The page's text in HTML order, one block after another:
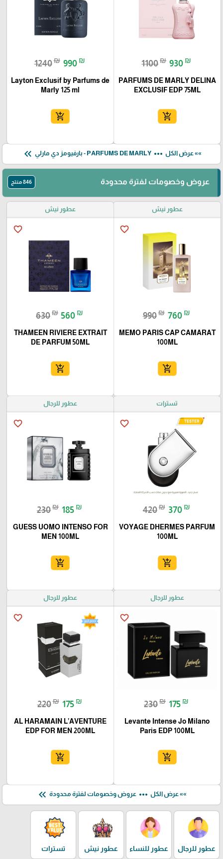
1100₪ 930 ₪
PARFUMS DE MARLY DELINA
EXCLUSIF EDP 75ML
add_shopping_cart
1240₪ 990 ₪
Layton Exclusif by Parfums de
Marly 125 ml
add_shopping_cart
»» عرض الكل more_horiz PARFUMS DE MARLY - بارفيومز دي مارلي keyboard_double_arrow_left
عروض وخصومات لفترة محدودة 846 منتج
عطور نيش
favorite_border
990₪ 760 ₪
MEMO PARIS CAP CAMARAT
100ML
add_shopping_cart
عطور نيش
favorite_border
630₪ 560 ₪
THAMEEN RIVIERE EXTRAIT
DE PARFUM 50ML
add_shopping_cart
تسترات
favorite_border
420₪ 370 ₪
VOYAGE DHERMES PARFUM
100ML
add_shopping_cart
عطور للرجال
favorite_border
230₪ 185 ₪
GUESS UOMO INTENSO FOR
MEN 100ML
add_shopping_cart
عطور للرجال
favorite_border
230₪ 175 ₪
Levante Intense Jo Milano
Paris EDP 100ML
add_shopping_cart
عطور للرجال
favorite_border
220₪ 175 ₪
AL HARAMAIN L’AVENTURE
EDP FOR MEN 200ML
add_shopping_cart
»» عرض الكل more_horiz عروض وخصومات لفترة محدودة keyboard_double_arrow_left
عطور للرجال عطور للنساء عطور نيش تسترات